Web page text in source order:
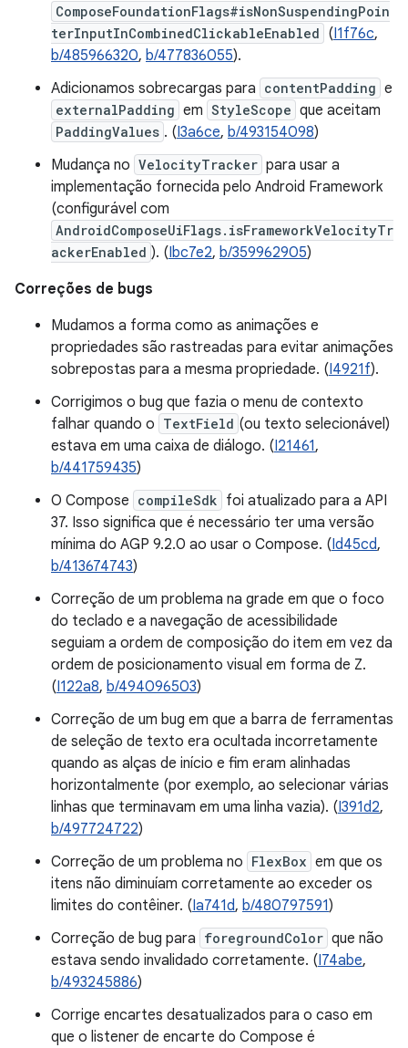
ComposeFoundationFlags#isNonSuspendingPoin
terInputInCombinedClickableEnabled (I1f76c,
b/485966320, b/477836055).
Adicionamos sobrecargas para contentPadding e
externalPadding em StyleScope que aceitam
PaddingValues . (I3a6ce, b/493154098)
Mudança no VelocityTracker para usar a
implementação fornecida pelo Android Framework
(configurável com
AndroidComposeUiFlags.isFrameworkVelocityTr
ackerEnabled ). (Ibc7e2, b/359962905)
Correções de bugs
Mudamos a forma como as animações e
propriedades são rastreadas para evitar animações
sobrepostas para a mesma propriedade. (I4921f).
Corrigimos o bug que fazia o menu de contexto
falhar quando o TextField (ou texto selecionável)
estava em uma caixa de diálogo. (I21461,
b/441759435)
O Compose compileSdk foi atualizado para a API
37. Isso significa que é necessário ter uma versão
mínima do AGP 9.2.0 ao usar o Compose. (Id45cd,
b/413674743)
Correção de um problema na grade em que o foco
do teclado e a navegação de acessibilidade
seguiam a ordem de composição do item em vez da
ordem de posicionamento visual em forma de Z.
(I122a8, b/494096503)
Correção de um bug em que a barra de ferramentas
de seleção de texto era ocultada incorretamente
quando as alças de início e fim eram alinhadas
horizontalmente (por exemplo, ao selecionar várias
linhas que terminavam em uma linha vazia). (I391d2,
b/497724722)
Correção de um problema no FlexBox em que os
itens não diminuíam corretamente ao exceder os
limites do contêiner. (Ia741d, b/480797591)
Correção de bug para foregroundColor que não
estava sendo invalidado corretamente. (I74abe,
b/493245886)
Corrige encartes desatualizados para o caso em
que o listener de encarte do Compose é